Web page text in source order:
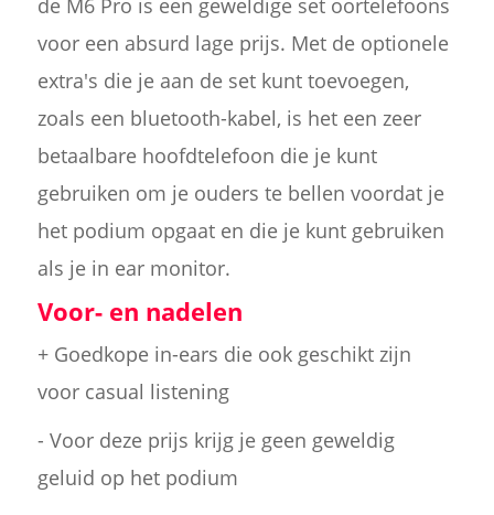
de M6 Pro is een geweldige set oortelefoons
voor een absurd lage prijs. Met de optionele
extra's die je aan de set kunt toevoegen,
zoals een bluetooth-kabel, is het een zeer
betaalbare hoofdtelefoon die je kunt
gebruiken om je ouders te bellen voordat je
het podium opgaat en die je kunt gebruiken
als je in ear monitor.
Voor- en nadelen
+ Goedkope in-ears die ook geschikt zijn
voor casual listening
- Voor deze prijs krijg je geen geweldig
geluid op het podium